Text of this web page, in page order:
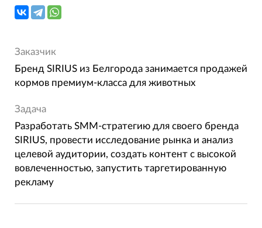
Заказчик
Бренд SIRIUS из Белгорода занимается продажей
кормов премиум-класса для животных
Задача
Разработать SMM-стратегию для своего бренда
SIRIUS, провести исследование рынка и анализ
целевой аудитории, создать контент с высокой
вовлеченностью, запустить таргетированную
рекламу